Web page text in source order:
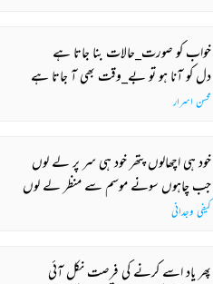
خواب کو صورت_حالات بنا جاتا ہے
دل کو آنا ہو تو بے_وقت بھی آ جاتا ہے
محسن اسرار
خود ہی اچھالوں پتھر خود ہی سر پر لے لوں
جب چاہوں سونے موسم سے منظر لے لوں
کیفی وجدانی
پھر یاد اسے کرنے کی فرصت نکل آئی